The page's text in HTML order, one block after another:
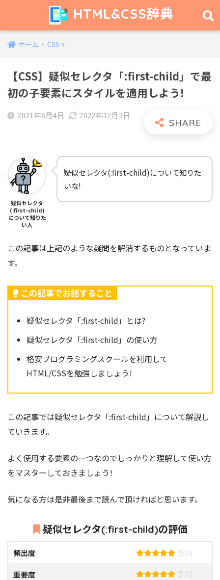
HTML&CSS辞典
ホーム CSS
【CSS】疑似セレクタ「:first-child」で最
初の子要素にスタイルを適用しよう!
2021年6月4日 2022年12月2日
疑似セレクタ
(:first-child)
について知りた
い人
疑似セレクタ(:first-child)について知りた
いな!
この記事は上記のような疑問を解消するものとなっていま
す。
この記事でお話すること
疑似セレクタ「:first-child」とは?
疑似セレクタ「:first-child」の使い方
格安プログラミングスクールを利用して
HTML/CSSを勉強しましょう!
この記事では疑似セレクタ「:first-child」 について解説し
ていきます。
よく使用する要素の一つなのでしっかりと理解して使い方
をマスターしておきましょう!
気になる方は是非最後まで読んで頂ければと思います。
疑似セレクタ(:first-child)の評価
頻出度 (5.0)
重要度 (5.0)